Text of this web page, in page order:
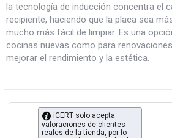
la tecnología de inducción concentra el
recipiente, haciendo que la placa sea
mucho más fácil de limpiar. Es una
cocinas nuevas como para
mejorar el rendimiento y la estética.
iCERT solo acepta
valoraciones de clientes
reales de la tienda, por lo